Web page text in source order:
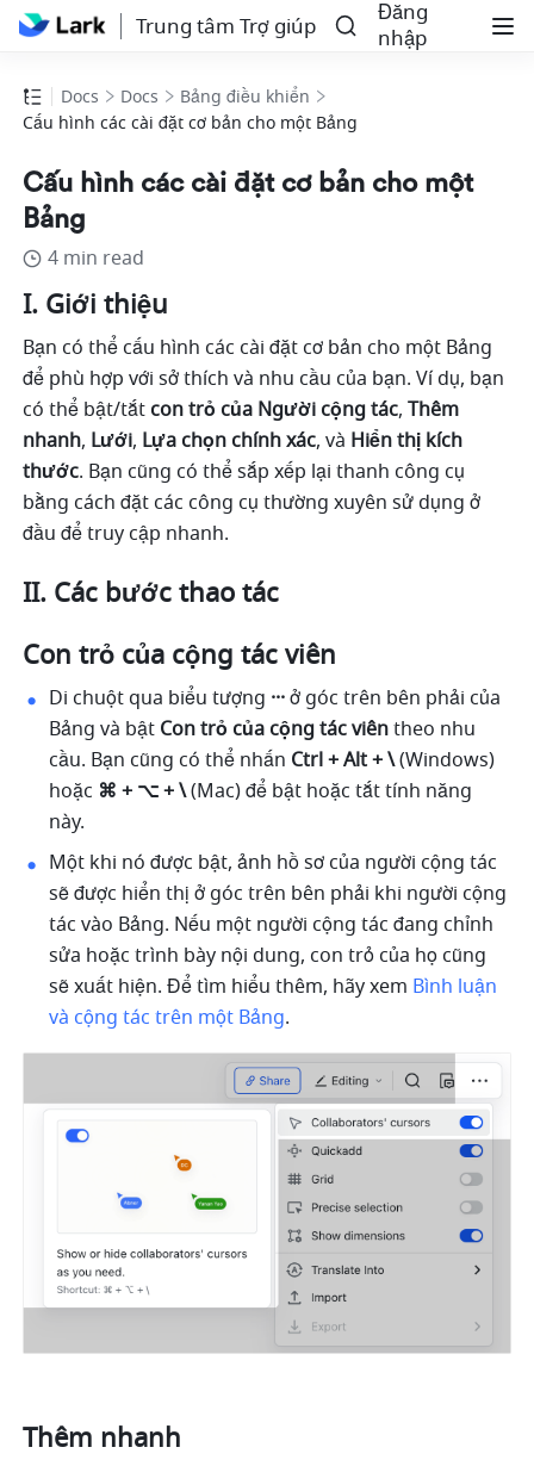
Trung tâm Trợ giúp
Đăng
nhập
Docs Docs
Bảng điều khiển
Cấu hình các cài đặt cơ bản cho một Bảng
Cấu hình các cài đặt cơ bản cho một
Bảng
4 min read
I. Giới thiệu
Bạn có thể cấu hình các cài đặt cơ bản cho một Bảng
để phù hợp với sở thích và nhu cầu của bạn. Ví dụ, bạn
có thể bật/tắt con trỏ của Người cộng tác, Thêm
nhanh, Lưới, Lựa chọn chính xác, và Hiển thị kích
thước. Bạn cũng có thể sắp xếp lại thanh công cụ
bằng cách đặt các công cụ thường xuyên sử dụng ở
đầu để truy cập nhanh.
II. Các bước thao tác
Con trỏ của cộng tác viên
Di chuột qua biểu tượng ··· ở góc trên bên phải của
Bảng và bật Con trỏ của cộng tác viên theo nhu
cầu. Bạn cũng có thể nhấn Ctrl + Alt + \ (Windows)
hoặc ⌘ + ⌥ + \ (Mac) để bật hoặc tắt tính năng
này.
Một khi nó được bật, ảnh hồ sơ của người cộng tác
sẽ được hiển thị ở góc trên bên phải khi người cộng
tác vào Bảng. Nếu một người cộng tác đang chỉnh
sửa hoặc trình bày nội dung, con trỏ của họ cũng
sẽ xuất hiện. Để tìm hiểu thêm, hãy xem Bình luận
và cộng tác trên một Bảng.
Thêm nhanh